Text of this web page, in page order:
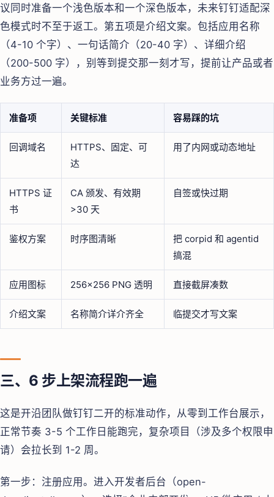
议同时准备一个浅色版本和一个深色版本，未来钉钉适配深
色模式时不至于返工。第五项是介绍文案。包括应用名称
（4-10 个字）、一句话简介（20-40 字）、详细介绍
（200-500 字），别等到提交那一刻才写，提前让产品或者
业务方过一遍。
准备项 关键标准 容易踩的坑
回调域名
HTTPS、固定、可
达
用了内网或动态地址
HTTPS 证
书
CA 颁发、有效期
>30 天
自签或快过期
鉴权方案 时序图清晰
把 corpid 和 agentid
搞混
应用图标 256×256 PNG 透明 直接截屏凑数
介绍文案 名称简介详介齐全 临提交才写文案
三、6 步上架流程跑一遍
这是开沿团队做钉钉二开的标准动作，从零到工作台展示，
正常节奏 3-5 个工作日能跑完，复杂项目（涉及多个权限申
请）会拉长到 1-2 周。
第一步：注册应用。进入开发者后台（open-